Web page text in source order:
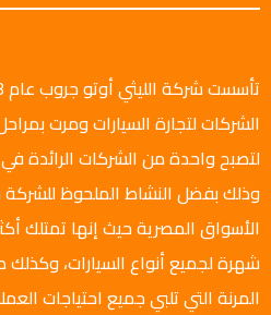
الشركات لتجارة السيارات ومرت
لتصبح واحدة من الشركات الرائدة
وذلك بفضل النشاط الملحوظ
الأسواق المصرية حيث إنها تمتلك
شهرة لجميع أنواع السيارات،
المرنة التي تلبي جميع احتياجات